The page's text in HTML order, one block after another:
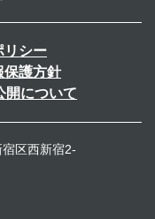
リシー
保護方針
開について
区西新宿2-